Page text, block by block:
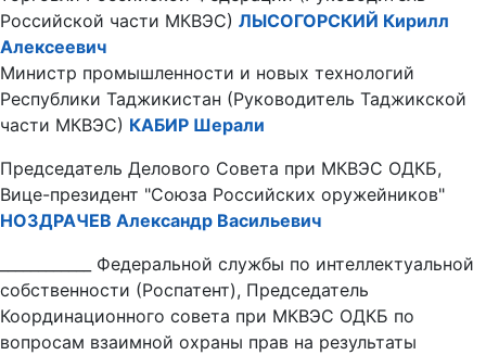
Российской части МКВЭС) ЛЫСОГОРСКИЙ Кирилл
Алексеевич
Министр промышленности и новых технологий
Республики Таджикистан (Руководитель Таджикской
части МКВЭС) КАБИР Шерали
Председатель Делового Совета при МКВЭС ОДКБ,
Вице-президент "Союза Российских оружейников"
НОЗДРАЧЕВ Александр Васильевич
____________ Федеральной службы по интеллектуальной
собственности (Роспатент), Председатель
Координационного совета при МКВЭС ОДКБ по
вопросам взаимной охраны прав на результаты